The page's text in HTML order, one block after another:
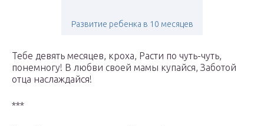
Развитие ребенка в 10 месяцев
Тебе девять месяцев, кроха, Расти по чуть-чуть,
понемногу! В любви своей мамы купайся, Заботой
отца наслаждайся!
***